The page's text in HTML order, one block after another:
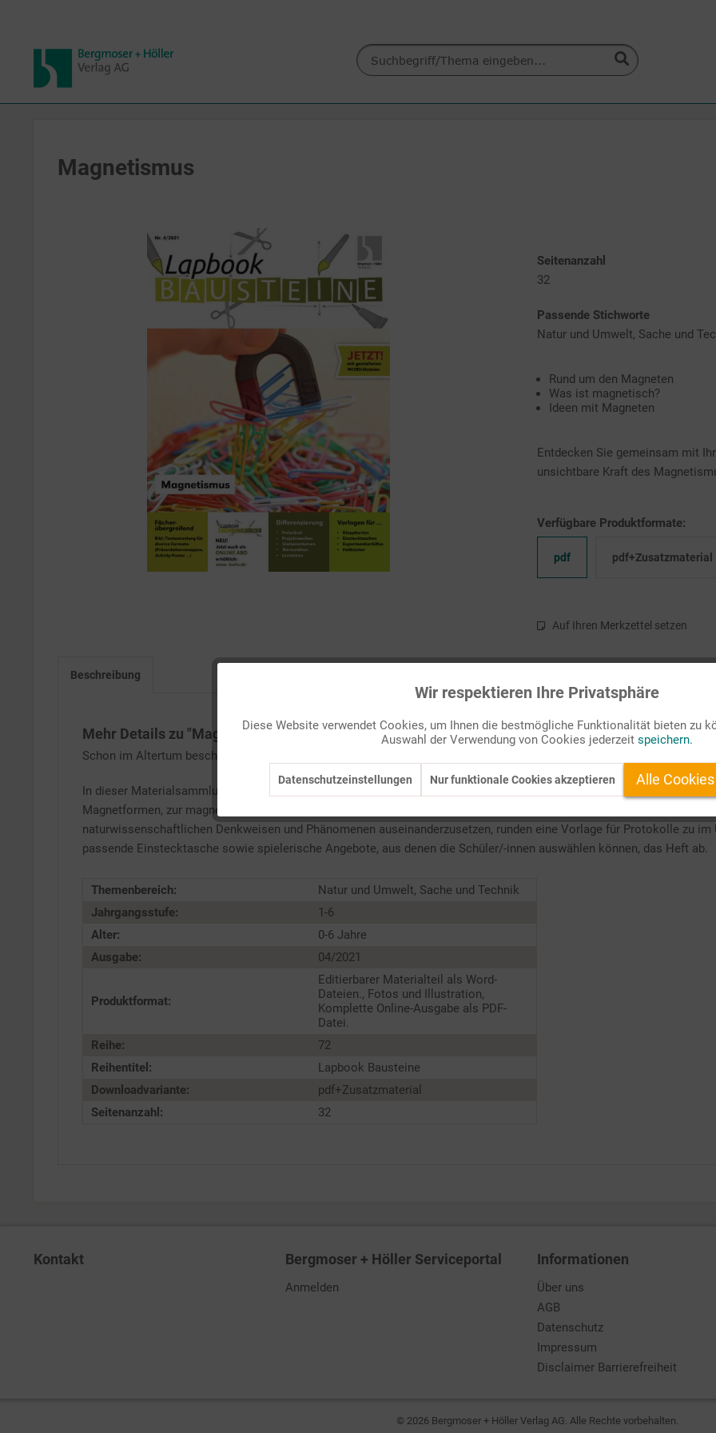
Magnetismus
Seitenanzahl
32
Passende Stichworte
Natur und Umwelt, Sache und
Rund um den Magneten
Was ist magnetisch?
Ideen mit Magneten
Entdecken Sie gemeinsam mit
unsichtbare Kraft des
Verfügbare Produktformate:
pdf pdf+Zusatzmaterial
Auf Ihren Merkzettel setzen
Beschreibung
Mehr Details zu "Magnetismus"
Schon im Altertum beschäftigte der Magnet mit seiner geheimnisvollen, unsichtbaren Kraft die Menschen. Auf die
In dieser Materialsammlung zum Thema "Magnetismus" gibt es Angebote zur Geschichte des Magnetismus, zum
Magnetformen, zur magnetischen Kraft und zum Kompass. Da das Thema "Magnetismus" den Schüler/-innen
naturwissenschaftlichen Denkweisen und Phänomenen auseinanderzusetzen, runden eine Vorlage für Protokolle zu
passende Einstecktasche sowie spielerische Angebote, aus denen die Schüler/-innen auswählen können, das Heft ab.
Themenbereich:
Natur und Umwelt, Sache und Technik
Jahrgangsstufe:
1-6
Alter:
0-6 Jahre
Ausgabe:
04/2021
Produktformat:
Editierbarer Materialteil als Word-
Dateien., Fotos und Illustration,
Komplette Online-Ausgabe als PDF-
Datei.
Reihe:
72
Reihentitel:
Lapbook Bausteine
Downloadvariante:
pdf+Zusatzmaterial
Seitenanzahl:
32
Kontakt Bergmoser + Höller Serviceportal
Anmelden
Informationen
Über uns
AGB
Datenschutz
Impressum
Disclaimer Barrierefreiheit
© 2026 Bergmoser + Höller Verlag AG. Alle Rechte vorbehalten.
Wir respektieren Ihre Privatsphäre
Diese Website verwendet Cookies, um Ihnen die bestmögliche Funktionalität bieten zu
Auswahl der Verwendung von Cookies jederzeit speichern.
Datenschutzeinstellungen Nur funktionale Cookies akzeptieren Alle